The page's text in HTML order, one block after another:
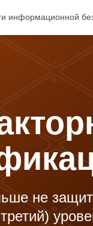
информационной
не